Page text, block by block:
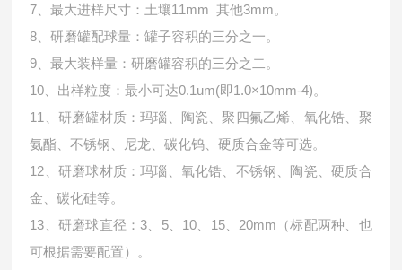
7、最大进样尺寸：土壤11mm 其他3mm。
8、研磨罐配球量：罐子容积的三分之一。
9、最大装样量：研磨罐容积的三分之二。
10、出样粒度：最小可达0.1um(即1.0×10mm-4)。
11、研磨罐材质：玛瑙、陶瓷、聚四氟乙烯、氧化锆、聚
氨酯、不锈钢、尼龙、碳化钨、硬质合金等可选。
12、研磨球材质：玛瑙、氧化锆、不锈钢、陶瓷、硬质合
金、碳化硅等。
13、研磨球直径：3、5、10、15、20mm（标配两种、也
可根据需要配置）。